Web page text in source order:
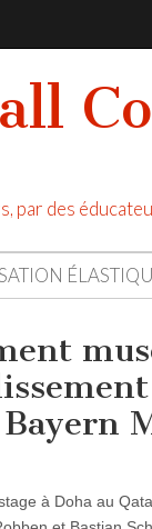
par des
à Doha au